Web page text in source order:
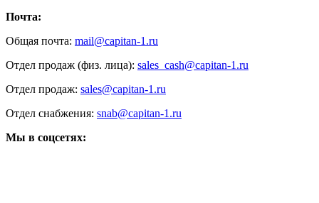
Почта:
Общая почта: mail@capitan-1.ru
Отдел продаж (физ. лица): sales_cash@capitan-1.ru
Отдел продаж: sales@capitan-1.ru
Отдел снабжения: snab@capitan-1.ru
Мы в соцсетях: